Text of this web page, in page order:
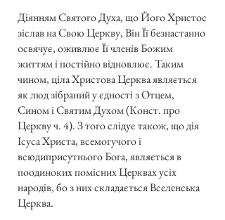
Діянням Святого Духа, що Його Христос
зіслав на Свою Церкву, Він Її безнастанно
освячує, оживлює Її членів Божим
життям і постійно відновлює. Таким
чином, ціла Христова Церква являється
як люд зібраний у єдності з Отцем,
Сином і Святим Духом (Конст. про
Церкву ч. 4). З того слідує також, що дія
Ісуса Христа, всемогучого і
всюдиприсутнього Бога, являється в
поодиноких помісних Церквах усіх
народів, бо з них складається Вселенська
Церква.